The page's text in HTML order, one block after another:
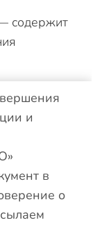
содержит
и
в
о